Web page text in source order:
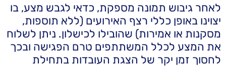
לאחר גיבוש תמונה מספקת, כדאי לגבש מצע, בו
יצוינו באופן כללי רצף האירועים (ללא תוספות,
מסקנות או אמירות) שהובילו לכישלון. ניתן לשלוח
את המצע לכלל המשתתפים טרם הפגישה ובכך
לחסוך זמן יקר של הצגת העובדות בתחילת